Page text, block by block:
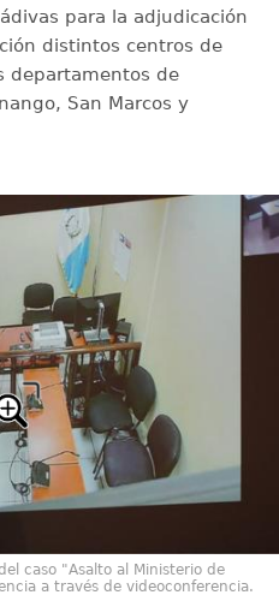
para la adjudicación
distintos centros de
departamentos de
San Marcos y
caso "Asalto al Ministerio de
a través de videoconferencia.